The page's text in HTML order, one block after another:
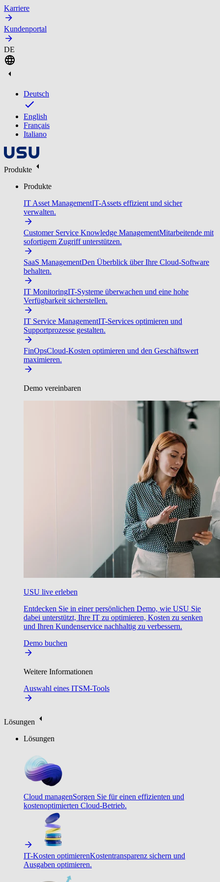
Karriere
Kundenportal
DE
Deutsch
English
Français
Italiano
Produkte
Produkte
IT Asset ManagementIT-Assets effizient und sicher
verwalten.
Customer Service Knowledge ManagementMitarbeitende mit
sofortigem Zugriff unterstützen.
SaaS ManagementDen Überblick über Ihre Cloud-Software
behalten.
IT MonitoringIT-Systeme überwachen und eine hohe
Verfügbarkeit sicherstellen.
IT Service ManagementIT-Services optimieren und
Supportprozesse gestalten.
FinOpsCloud-Kosten optimieren und den Geschäftswert
maximieren.
Demo vereinbaren
USU live erleben
Entdecken Sie in einer persönlichen Demo, wie USU Sie
dabei unterstützt, Ihre IT zu optimieren, Kosten zu senken
und Ihren Kundenservice nachhaltig zu verbessern.
Demo buchen
Weitere Informationen
Auswahl eines ITSM-Tools
Lösungen
Lösungen
Cloud managenSorgen Sie für einen effizienten und
kostenoptimierten Cloud-Betrieb.
IT-Kosten optimierenKostentransparenz sichern und
Ausgaben optimieren.